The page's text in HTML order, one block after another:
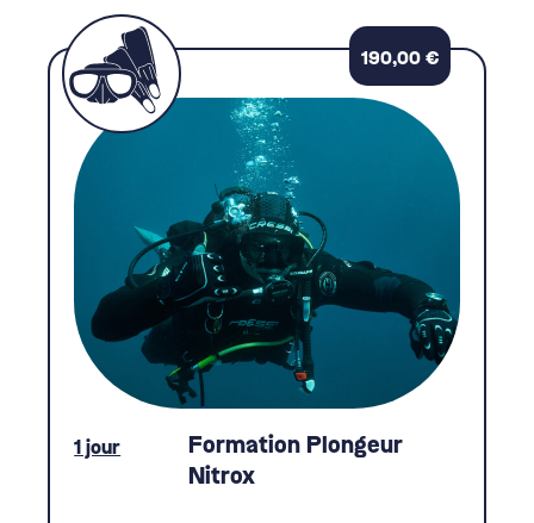
190,00 €
1 jour
Formation Plongeur
Nitrox